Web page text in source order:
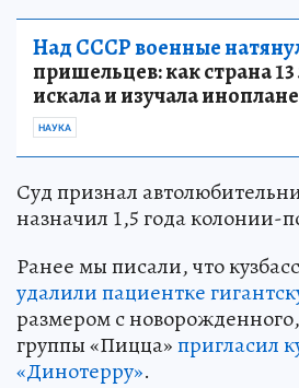
Над СССР военные
пришельцев: как страна
искала и изучала
НАУКА
Суд признал
назначил 1,5 года колонии-
Ранее мы писали, что
удалили пациентке
размером с
группы «Пицца»пригласил
«Динотерру».